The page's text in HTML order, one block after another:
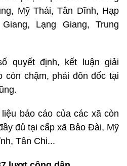
Mỹ Thái, Tân Dĩnh, Hạp
Lạng Giang, Trung
quyết định, kết luận giải
còn chậm, phải đôn đốc tại
báo cáo của các xã còn
đủ tại cấp xã Bảo Đài, Mỹ
Tân Chi...